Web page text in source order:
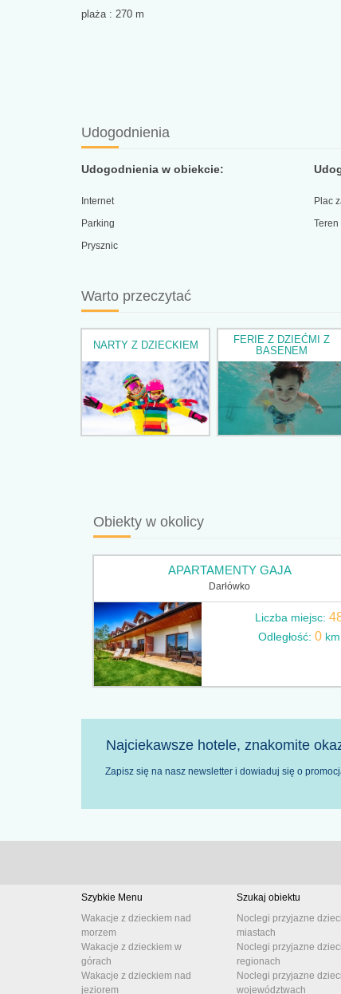
plaża : 270 m
Udogodnienia
Udogodnienia w obiekcie:
Internet
Parking
Prysznic
Plac
Warto przeczytać
NARTY Z DZIECKIEM
FERIE Z DZIEĆMI Z
BASENEM
Obiekty w okolicy
APARTAMENTY GAJA
Darłówko
Liczba miejsc:
Odległość:0 km
Najciekawsze hotele, znakomite
Zapisz się na nasz newsletter i dowiaduj się o
Szybkie Menu
Wakacje z dzieckiem nad
morzem
Wakacje z dzieckiem w
górach
Wakacje z dzieckiem nad
jeziorem
Szukaj obiektu
Noclegi przyjazne
miastach
Noclegi przyjazne
regionach
Noclegi przyjazne
województwach